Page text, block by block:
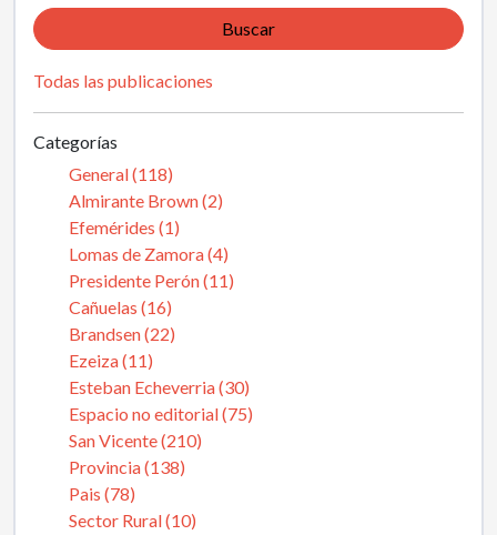
Buscar
Todas las publicaciones
Categorías
General (118)
Almirante Brown (2)
Efemérides (1)
Lomas de Zamora (4)
Presidente Perón (11)
Cañuelas (16)
Brandsen (22)
Ezeiza (11)
Esteban Echeverria (30)
Espacio no editorial (75)
San Vicente (210)
Provincia (138)
Pais (78)
Sector Rural (10)